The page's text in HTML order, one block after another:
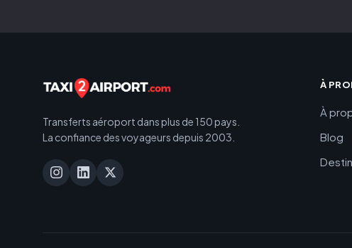
Transferts aéroport dans plus de 150 pays.
La confiance des voyageurs depuis 2003.
À
À
Blog